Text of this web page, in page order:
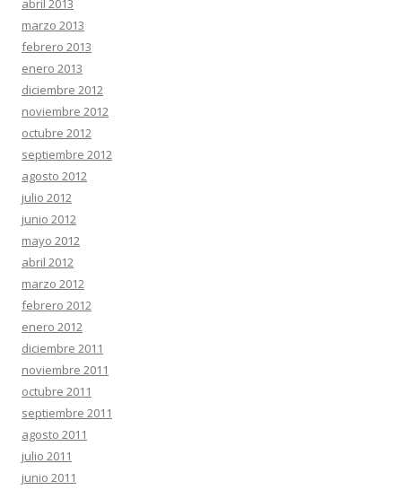
abril 2013
marzo 2013
febrero 2013
enero 2013
diciembre 2012
noviembre 2012
octubre 2012
septiembre 2012
agosto 2012
julio 2012
junio 2012
mayo 2012
abril 2012
marzo 2012
febrero 2012
enero 2012
diciembre 2011
noviembre 2011
octubre 2011
septiembre 2011
agosto 2011
julio 2011
junio 2011